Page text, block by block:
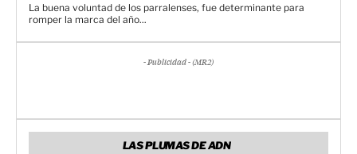
La buena voluntad de los parralenses, fue determinante para
romper la marca del año...
- Publicidad - (MR2)
LAS PLUMAS DE ADN